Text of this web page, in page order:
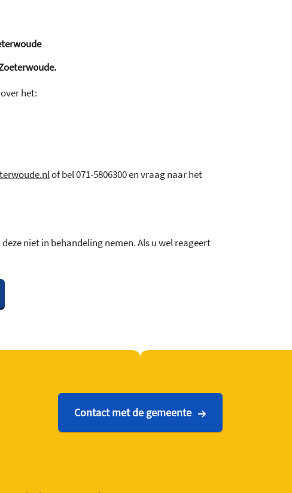
het:
of bel 071-5806300 en vraag naar het
niet in behandeling nemen. Als u wel reageert
Contact met de gemeente